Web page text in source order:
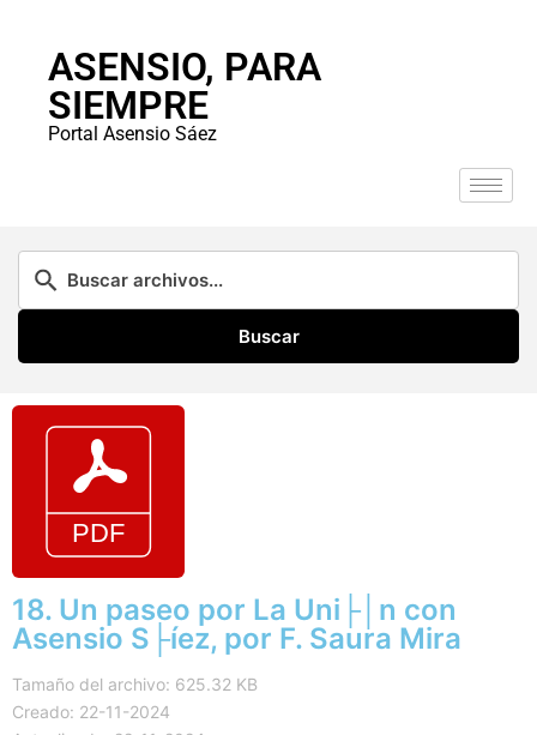
ASENSIO, PARA
SIEMPRE
Portal Asensio Sáez
Buscar
18. Un paseo por La Uni├│n con
Asensio S├íez, por F. Saura Mira
Tamaño del archivo: 625.32 KB
Creado: 22-11-2024